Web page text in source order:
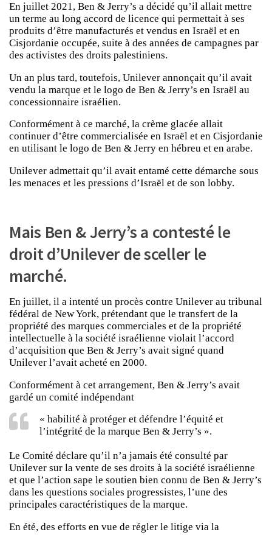
En juillet 2021, Ben & Jerry’s a décidé qu’il allait mettre
un terme au long accord de licence qui permettait à ses
produits d’être manufacturés et vendus en Israël et en
Cisjordanie occupée, suite à des années de campagnes par
des activistes des droits palestiniens.
Un an plus tard, toutefois, Unilever annonçait qu’il avait
vendu la marque et le logo de Ben & Jerry’s en Israël au
concessionnaire israélien.
Conformément à ce marché, la crème glacée allait
continuer d’être commercialisée en Israël et en Cisjordanie
en utilisant le logo de Ben & Jerry en hébreu et en arabe.
Unilever admettait qu’il avait entamé cette démarche sous
les menaces et les pressions d’Israël et de son lobby.
Mais Ben & Jerry’s a contesté le
droit d’Unilever de sceller le
marché.
En juillet, il a intenté un procès contre Unilever au tribunal
fédéral de New York, prétendant que le transfert de la
propriété des marques commerciales et de la propriété
intellectuelle à la société israélienne violait l’accord
d’acquisition que Ben & Jerry’s avait signé quand
Unilever l’avait acheté en 2000.
Conformément à cet arrangement, Ben & Jerry’s avait
gardé un comité indépendant
« habilité à protéger et défendre l’équité et
l’intégrité de la marque Ben & Jerry’s ».
Le Comité déclare qu’il n’a jamais été consulté par
Unilever sur la vente de ses droits à la société israélienne
et que l’action sape le soutien bien connu de Ben & Jerry’s
dans les questions sociales progressistes, l’une des
principales caractéristiques de la marque.
En été, des efforts en vue de régler le litige via la